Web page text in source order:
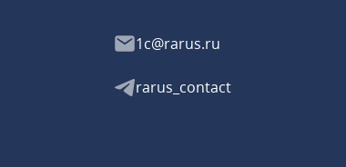
1c@rarus.ru
rarus_contact